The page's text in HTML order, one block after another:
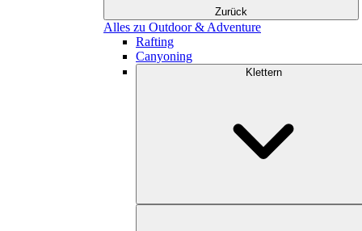
Zurück
Alles zu Outdoor & Adventure
Rafting
Canyoning
Klettern